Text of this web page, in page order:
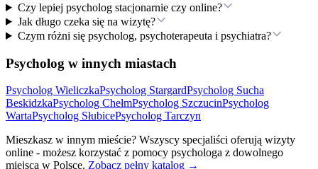
Czy lepiej psycholog stacjonarnie czy online?
Jak długo czeka się na wizytę?
Czym różni się psycholog, psychoterapeuta i psychiatra?
Psycholog w innych miastach
Psycholog WieliczkaPsycholog StargardPsycholog Sucha
BeskidzkaPsycholog ChełmPsycholog SzczucinPsycholog
WartaPsycholog SłubicePsycholog Tarczyn
Mieszkasz w innym mieście? Wszyscy specjaliści oferują wizyty
online - możesz korzystać z pomocy psychologa z dowolnego
miejsca w Polsce. Zobacz pełny katalog →